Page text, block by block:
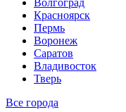
Волгоград
Красноярск
Пермь
Воронеж
Саратов
Владивосток
Тверь
Все города